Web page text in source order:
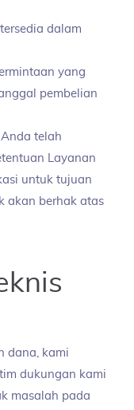
dalam
yang
pembelian
telah
Layanan
untuk tujuan
akan berhak atas
dana, kami
dukungan kami
masalah pada